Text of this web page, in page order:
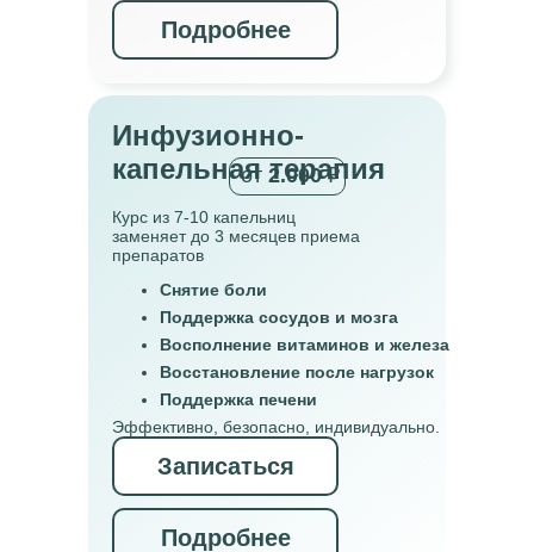
Снятие боли
Поддержка сосудов и мозга
Восполнение витаминов и железа
Восстановление после нагрузок
Поддержка печени
Эффективно, безопасно, индивидуально.
Записаться
Подробнее
Курс из 7-10 капельниц
заменяет до 3 месяцев приема
препаратов
Инфузионно-
капельная терапия
Подробнее
от 2.000₽